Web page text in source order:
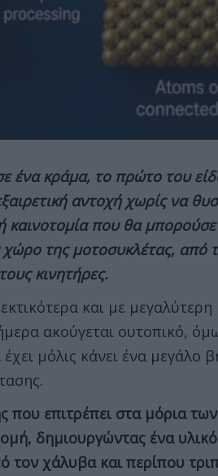
ένα κράμα, το πρώτο του
αντοχή χωρίς να
καινοτομία που θα μπορούσε
χώρο της μοτοσυκλέτας, από
κινητήρες.
και με μεγαλύτερη
ακούγεται ουτοπικό,
μόλις κάνει ένα μεγάλο
που επιτρέπει στα μόρια των
δημιουργώντας ένα
χάλυβα και περίπου